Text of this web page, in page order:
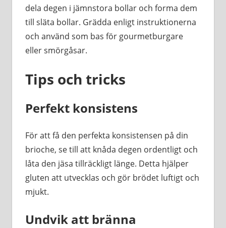
dela degen i jämnstora bollar och forma dem
till släta bollar. Grädda enligt instruktionerna
och använd som bas för gourmetburgare
eller smörgåsar.
Tips och tricks
Perfekt konsistens
För att få den perfekta konsistensen på din
brioche, se till att knåda degen ordentligt och
låta den jäsa tillräckligt länge. Detta hjälper
gluten att utvecklas och gör brödet luftigt och
mjukt.
Undvik att bränna